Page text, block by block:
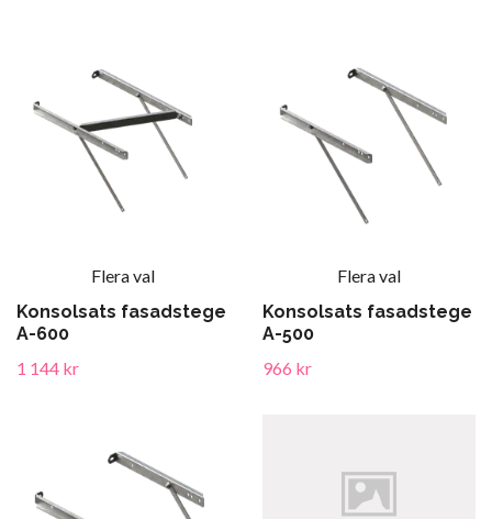
Flera val
Konsolsats fasadstege
A-600
1 144 kr
Flera val
Konsolsats fasadstege
A-500
966 kr